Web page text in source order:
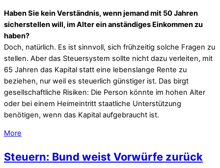
Haben Sie kein Verständnis, wenn jemand mit 50 Jahren
sicherstellen will, im Alter ein anständiges Einkommen zu
haben?
Doch, natürlich. Es ist sinnvoll, sich frühzeitig solche Fragen zu
stellen. Aber das Steuersystem sollte nicht dazu verleiten, mit
65 Jahren das Kapital statt eine lebenslange Rente zu
beziehen, nur weil es steuerlich günstiger ist. Das birgt
gesellschaftliche Risiken: Die Person könnte im hohen Alter
oder bei einem Heimeintritt staatliche Unterstützung
benötigen, wenn das Kapital aufgebraucht ist.
More
Steuern: Bund weist Vorwürfe zurück